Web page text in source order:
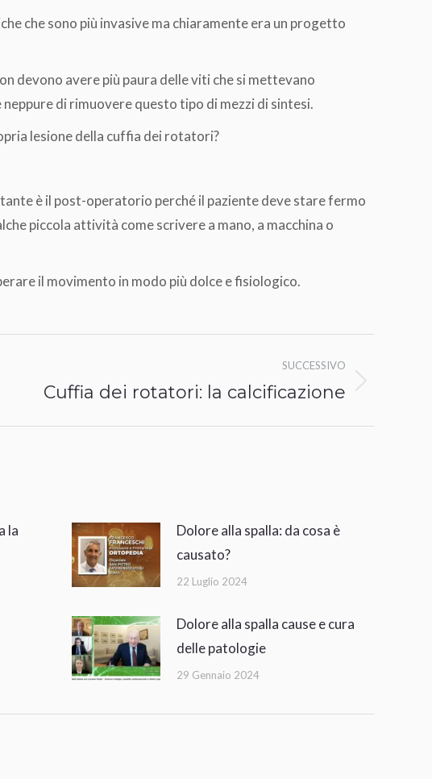
che sono più invasive ma chiaramente era un progetto
devono avere più paura delle viti che si mettevano
neppure di rimuovere questo tipo di mezzi di sintesi.
lesione della cuffia dei rotatori?
è il post-operatorio perché il paziente deve stare fermo
piccola attività come scrivere a mano, a macchina o
il movimento in modo più dolce e fisiologico.
SUCCESSIVO
Cuffia dei rotatori: la calcificazione
la
Dolore alla spalla: da cosa è
causato?
22 Luglio 2024
Dolore alla spalla cause e cura
delle patologie
29 Gennaio 2024